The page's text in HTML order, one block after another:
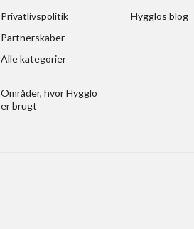
Privatlivspolitik
Partnerskaber
Alle kategorier
Områder, hvor Hygglo
er brugt
Hygglos blog